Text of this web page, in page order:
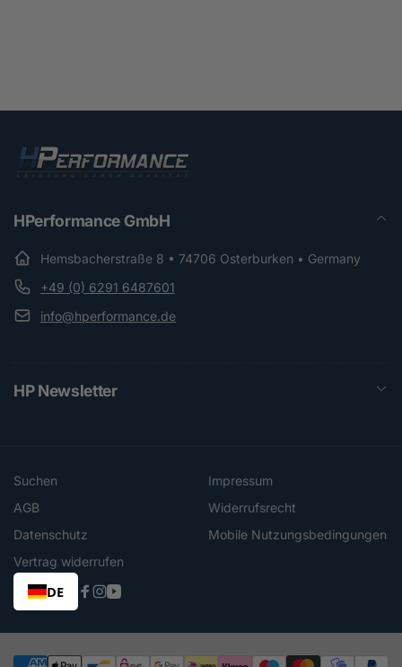
HPerformance GmbH
Hemsbacherstraße 8 • 74706 Osterburken • Germany
+49 (0) 6291 6487601
info@hperformance.de
HP Newsletter
Suchen
Impressum
AGB
Widerrufsrecht
Datenschutz
Mobile Nutzungsbedingungen
Vertrag widerrufen
DE
Facebook
Instagram
YouTube